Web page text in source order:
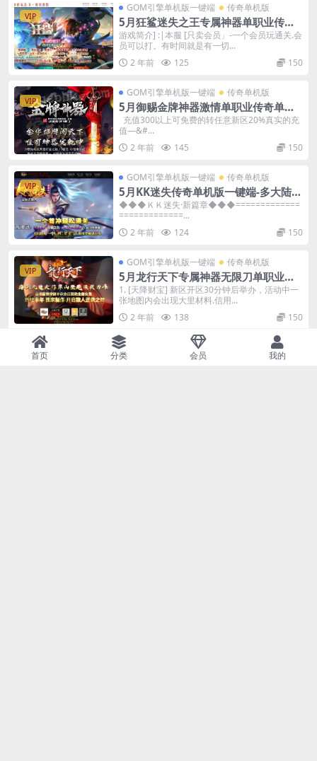
VIP
GOM引擎单机版一键端 传奇单机版
5月狂鲨迷失之王专属神器单职业传奇
单机版本-附带GM后台
游戏简介] :|本服 [只卖会员」-一个会员玩通关.会
员可以打。有时间就是有一切...
2 年前
125 150
VIP
GOM引擎单机版一键端 传奇单机版
5月御赐金牌神器激情单职业传奇单机
版本-附带GM后台
充值300以上可免费的转任意新区20%真实的充
值—&#...
2 年前
145 150
VIP
GOM引擎单机版一键端 传奇单机版
5月KK迷失传奇单机版一键端-多大陆-
附带GM后台-背包神器
◆◆◆ＫＫ迷失·新篇章◆◆◆=============
=============...
2 年前
124 150
VIP
GOM引擎单机版一键端 传奇单机版
5月龙行天下专属神器无限刀单职业单
机版-附带GM后台
1. [天降财宝] 新区开区30分钟后举办，活动中一
张地图内会出现大里材料.信用...
2 年前
138 150
VIP
GOM引擎单机版一键端
5月单职业道印专属传奇单机版四大陆-
首页 分类 会员 我的